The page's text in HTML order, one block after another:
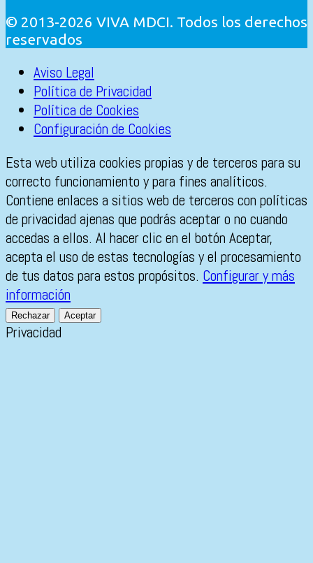
© 2013-2026 VIVA MDCI. Todos los derechos
reservados
Aviso Legal
Política de Privacidad
Política de Cookies
Configuración de Cookies
Esta web utiliza cookies propias y de terceros para su
correcto funcionamiento y para fines analíticos.
Contiene enlaces a sitios web de terceros con políticas
de privacidad ajenas que podrás aceptar o no cuando
accedas a ellos. Al hacer clic en el botón Aceptar,
acepta el uso de estas tecnologías y el procesamiento
de tus datos para estos propósitos. Configurar y más
información
Rechazar Aceptar
Privacidad